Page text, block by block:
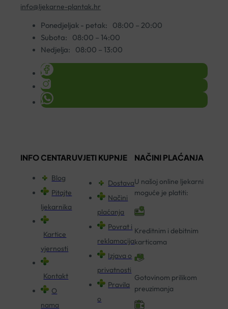
info@ljekarne-plantak.hr
Ponedjeljak - petak:
08:00 – 20:00
Subota:
08:00 – 14:00
Nedjelja:
08:00 – 13:00
INFO CENTAR
Blog
Pitajte
ljekarnika
Kartice
vjernosti
Kontakt
O
nama
UVJETI KUPNJE
Dostava
Načini
plaćanja
Povrat i
reklamacija
Izjava o
privatnosti
Pravila
o
NAČINI PLAĆANJA
U našoj online ljekarni
moguće je platiti:
Kreditnim i debitnim
karticama
Gotovinom prilikom
preuzimanja